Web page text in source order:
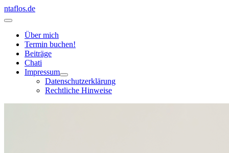
Zum
Inhalt
ntaflos.de
Hauptmenü
Über mich
Termin buchen!
Beiträge
Chati
Impressum
Datenschutzerklärung
Rechtliche Hinweise